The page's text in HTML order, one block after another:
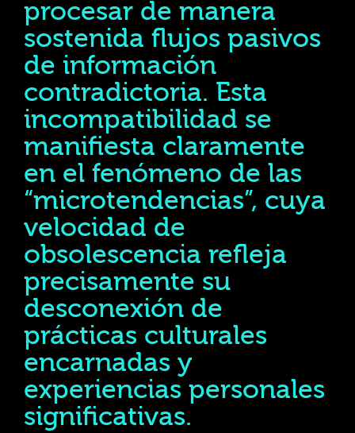
procesar de manera
sostenida flujos pasivos
de información
contradictoria. Esta
incompatibilidad se
manifiesta claramente
en el fenómeno de las
“microtendencias”, cuya
velocidad de
obsolescencia refleja
precisamente su
desconexión de
prácticas culturales
encarnadas y
experiencias personales
significativas.